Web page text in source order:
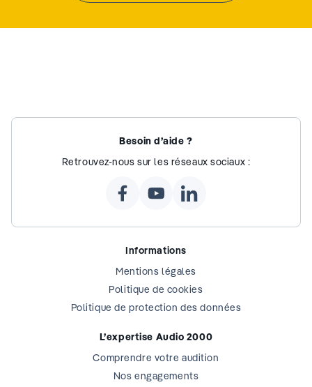
Besoin d’aide ?
Retrouvez-nous sur les réseaux sociaux :
Informations
Mentions légales
Politique de cookies
Politique de protection des données
L’expertise Audio 2000
Comprendre votre audition
Nos engagements